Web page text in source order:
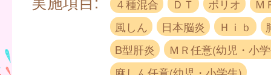
４種混合 ＤＴ ポリオ
Ｍ
風しん
日本脳炎 Ｈｉｂ
B型肝炎
ＭＲ任意(幼児・小